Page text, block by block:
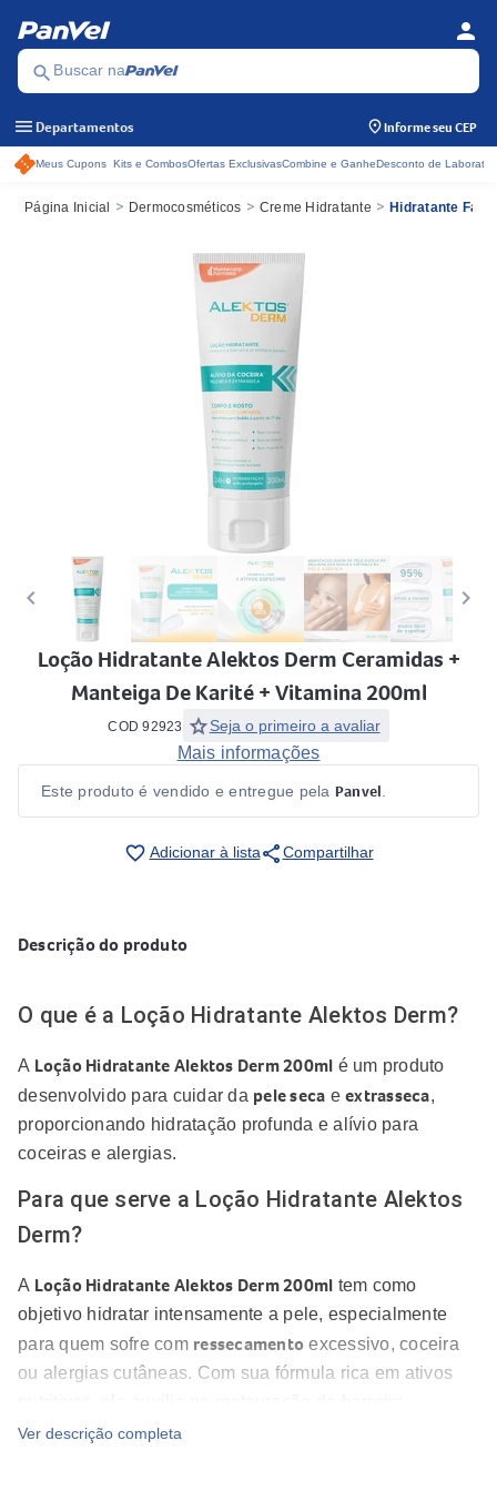
search Buscar na
person
menu Departamentos Informe seu CEP
Acessos rápidos do cabeçalho
Meus Cupons Kits e CombosOfertas ExclusivasCombine e GanheDesconto de
Página Inicial > Dermocosméticos > Creme Hidratante > Hidratante
keyboard_arrow_left keyboard_arrow_right
Loção Hidratante Alektos Derm Ceramidas +
Manteiga De Karité + Vitamina 200ml
COD 92923 starSeja o primeiro a avaliar
Mais informações
Este produto é vendido e entregue pela Panvel
favorite_border Adicionar à listashareCompartilhar
Descrição do produto
O que é a Loção Hidratante Alektos Derm?
A Loção Hidratante Alektos Derm 200ml é um produto
desenvolvido para cuidar da pele seca e extrasseca,
proporcionando hidratação profunda e alívio para
coceiras e alergias.
Para que serve a Loção Hidratante Alektos
Derm?
A Loção Hidratante Alektos Derm 200ml tem como
objetivo hidratar intensamente a pele, especialmente
para quem sofre com ressecamento excessivo, coceira
ou alergias cutâneas. Com sua fórmula rica em ativos
protetora da pele, promovendo uma sensação de
Ver descrição completa